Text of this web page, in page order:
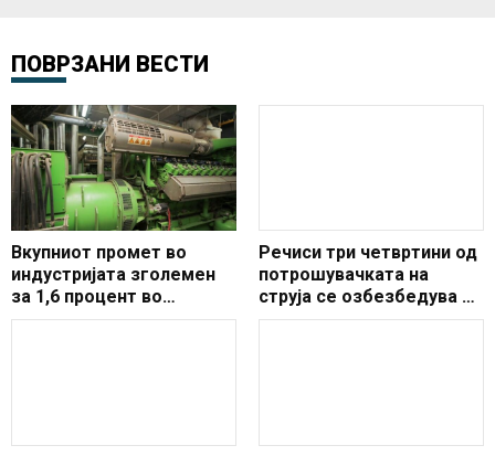
ПОВРЗАНИ ВЕСТИ
Вкупниот промет во
индустријата зголемен
за 1,6 процент во
февруари на годишно
Речиси три четвртини од
потрошувачката на
струја се озбезбедува од
домашни извори